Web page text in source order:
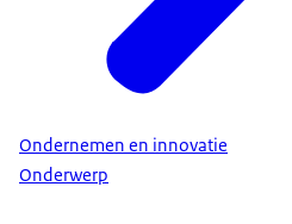
Ondernemen en innovatie
Onderwerp